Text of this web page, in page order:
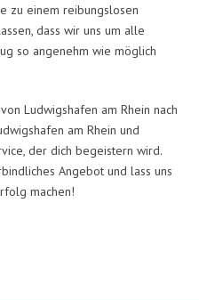
zu einem reibungslosen
dass wir uns um alle
so angenehm wie möglich
Ludwigshafen am Rhein nach
am Rhein und
der dich begeistern wird.
Angebot und lass uns
machen!